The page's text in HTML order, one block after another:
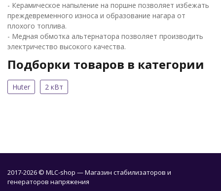
- Керамическое напыление на поршне позволяет избежать
преждевременного износа и образование нагара от
плохого топлива.
- Медная обмотка альтернатора позволяет производить
электричество высокого качества.
Подборки товаров в категории
Huter 2 кВт
2017-2026 © MLC-shop — Магазин стабилизаторов и
генераторов напряжения